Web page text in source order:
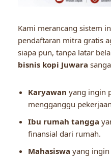
Kami merancang sistem
pendaftaran mitra gratis
siapa pun, tanpa latar
bisnis kopi Juwara
Karyawan yang ingin
mengganggu
Ibu rumah tangga
finansial dari rumah.
Mahasiswa yang